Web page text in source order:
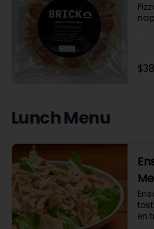
.
Lunch Menu
en